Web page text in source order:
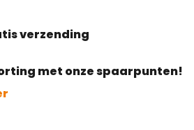
verzending
met onze spaarpunten!